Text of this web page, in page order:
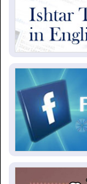
لمدة عام.. بدء توريد 100
غاز كورمور في
العراقية
تواجه العراق
حرائق فرنسا.. توقيف 402
قاصرا منذ بداية موسم
النفط في إقليم